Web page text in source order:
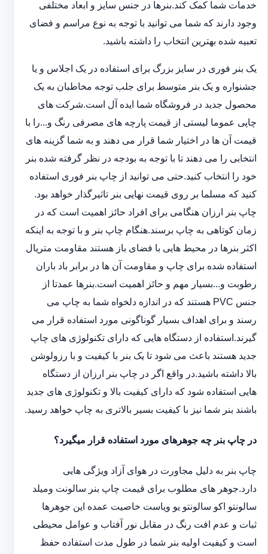
خدمات شما کمک کند.بنرها در جنس سایز و ابعاد مختلفی
وجود دارند که شما می توانید با توجه به نوع مراسم و فضای
تعبیه شده بهترین انتخاب را داشته باشید.
یک بنر فوری در سایز بزرگ برای استفاده در یک اجلاس و یا
جشنواره و یک بنر متوسط برای جلب توجه مخاطبان به یک
محصول جدید در فروشگاه شما ایده آل است.شرکت های
چاپی عموما لیستی از قیمت پارچه های مصرفی رنگ و...را با
قیمت آن ها در اختیار شما قرار می دهند و به شما گزینه های
انتخابی را می دهند تا با توجه به بودجه در نظر گرفته شده بنر
خود را انتخاب کنید.حتی می توانید از چاپ بنر فوری استفاده
کنید که مسلما بر روی قیمت نهایی بنر تاثیرگذار خواهد بود.
چاپ بنر ارزان هنگامی برای افراد حائز اهمیت است که در
زمان کوتاهی به چاپ برسند.هنگام چاپ بنر و با توجه به اینکه
اکثر بنرها در محیط هایی با فضای باز هستند مقاومت متریال
استفاده شده برای چاپ و مقاومت آن ها در برابر باد باران
رطوبت و...بسیار مهم و حائز اهمیت است.بنرها عمدتا از
جنس PVC هستند که در اندازه دلخواه شما به چاپ می
رسند و برای اهداف بسیار گوناگونی مورد استفاده قرار می
گیرند.استفاده از دستگاه هایی که دارای تکنولوژی های چاپ
جدید هستند باعث می شود تا یک بنر با کیفیت و با رزولوشن
بالا داشته باشید.در واقع اگر در چاپ بنر ارزان از دستگاه
هایی استفاده شود که دارای کیفیت بالا و تکنولوژی های جدید
باشند بنر شما نیز با کیفیت بسیر بالاتری به چاپ خواهد رسید.
در چاپ بنر چه جوهرهای مورد استفاده قرار میگیرد؟
چاپ بنر به دلیل مجاورت در هوای آزاد ویژگی هایی
دارد.جوهر های مطلوب برای قیمت چاپ بنر سالونت ‏و‏‏میلد
سالونت‎و ‎‏اکو سالونت‎‎‏و یو وی‎‏است خاصیت عمده این ‏جوهرها
ثبات و عدم افت رنگ در مقابل نور آفتاب و عوامل محیطی
است و کیفیت اولیه بنر شما در طول مدت استفاده حفظ